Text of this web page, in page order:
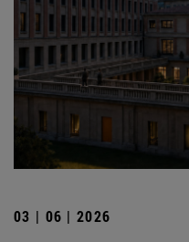
03 | 06 | 2026